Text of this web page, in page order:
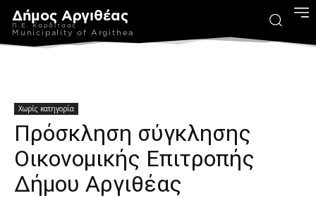
Δήμος Αργιθέας
Π.Ε. Καρδίτσας
Municipality of Argithea
Χωρίς κατηγορία
Πρόσκληση σύγκλησης
Οικονομικής Επιτροπής
Δήμου Αργιθέας